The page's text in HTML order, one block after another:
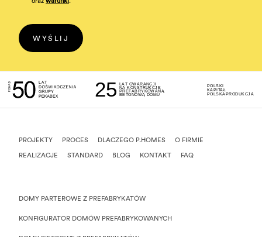
WYŚLIJ
25
LAT GWARANCJI
NA KONSTRUKCJĘ
PREFABRYKOWANĄ
BETONOWĄ DOMU
POLSKI
KAPITAŁ
POLSKA PRODUKCJA
PROJEKTY PROCES DLACZEGO P.HOMES O FIRMIE
REALIZACJE STANDARD BLOG KONTAKT FAQ
DOMY PARTEROWE Z PREFABRYKATÓW
KONFIGURATOR DOMÓW PREFABRYKOWANYCH